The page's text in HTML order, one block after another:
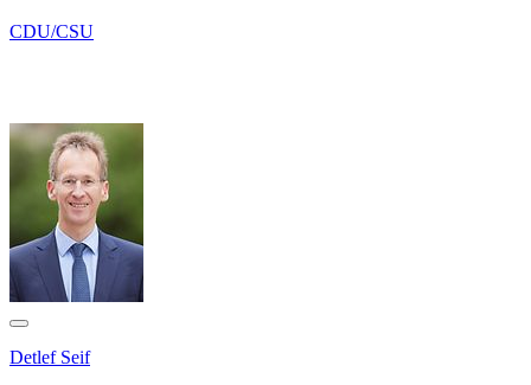
CDU/CSU
Detlef Seif